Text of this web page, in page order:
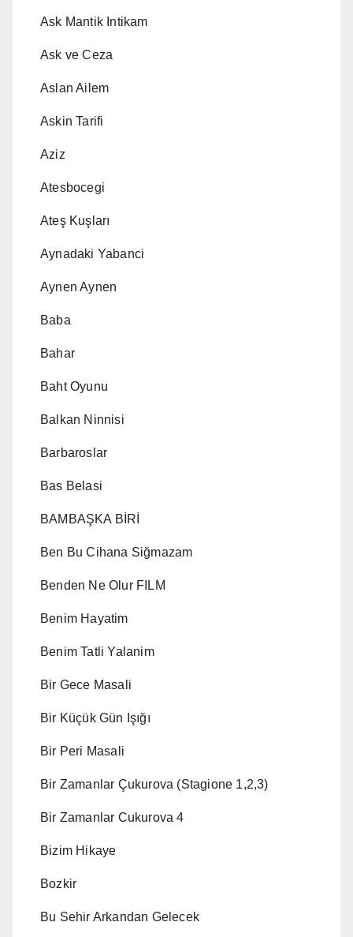
Ask Mantik Intikam
Ask ve Ceza
Aslan Ailem
Askin Tarifi
Aziz
Atesbocegi
Ateş Kuşları
Aynadaki Yabanci
Aynen Aynen
Baba
Bahar
Baht Oyunu
Balkan Ninnisi
Barbaroslar
Bas Belasi
BAMBAŞKA BİRİ
Ben Bu Cihana Siğmazam
Benden Ne Olur FILM
Benim Hayatim
Benim Tatli Yalanim
Bir Gece Masali
Bir Küçük Gün Işığı
Bir Peri Masali
Bir Zamanlar Çukurova (Stagione 1,2,3)
Bir Zamanlar Cukurova 4
Bizim Hikaye
Bozkir
Bu Sehir Arkandan Gelecek